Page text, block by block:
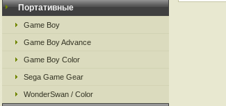
Портативные
Game Boy
Game Boy Advance
Game Boy Color
Sega Game Gear
WonderSwan / Color